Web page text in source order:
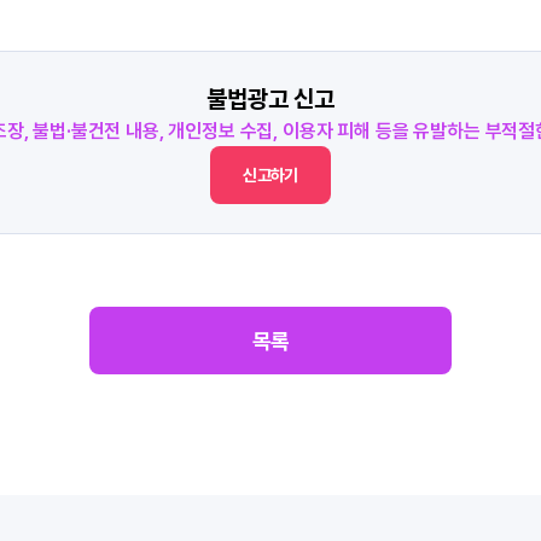
불법광고 신고
장, 불법·불건전 내용, 개인정보 수집, 이용자 피해 등을 유발하는 부적
신고하기
목록